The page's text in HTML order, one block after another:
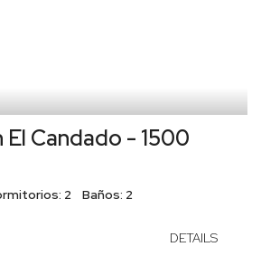
El Candado - 1500
2 Baños: 2
DETAILS